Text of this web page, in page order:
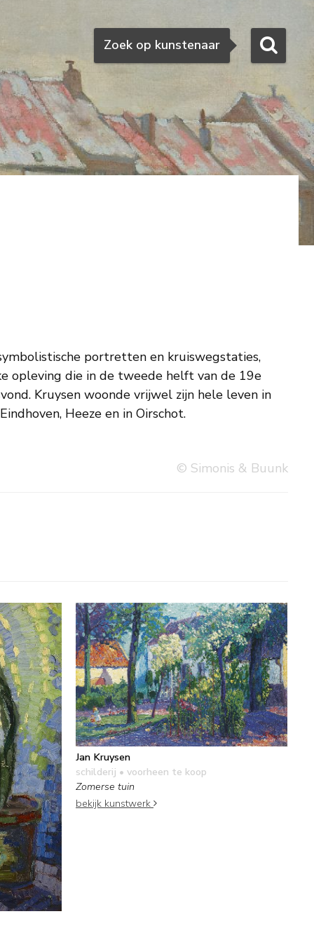
Zoeken
Zoek op kunstenaar
Heeze en in Oirschot.
© Simonis & Buunk
Jan Kruysen
schilderij • voorheen te koop
Zomerse tuin
bekijk kunstwerk